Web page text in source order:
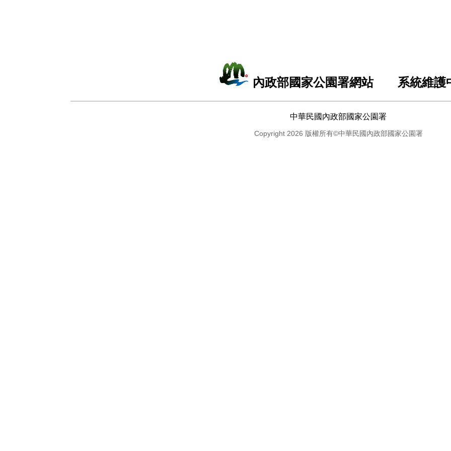
內政部國家公園署網站 系統維護
中華民國內政部國家公園署
Copyright 2026 版權所有©中華民國內政部國家公園署